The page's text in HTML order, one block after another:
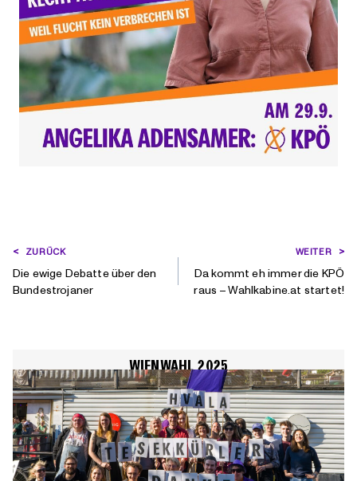
BEITRAGSNAVIGATION
ZURÜCK
Die ewige Debatte über den
Bundestrojaner
WEITER
Da kommt eh immer die KPÖ
raus – Wahlkabine.at startet!
WIENWAHL 2025